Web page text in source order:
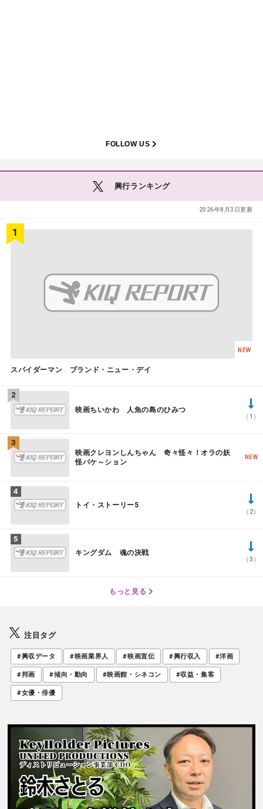
FOLLOW US
興行ランキング
2026年8月3日更新
スパイダーマン ブランド・ニュー・デイ
NEW
映画ちいかわ 人魚の島のひみつ
（1）
映画クレヨンしんちゃん 奇々怪々！オラの妖
怪バケ～ション
NEW
トイ・ストーリー5
（2）
キングダム 魂の決戦
（3）
もっと見る
注目タグ
#興収データ #映画業界人 #映画宣伝 #興行収入 #洋画
#邦画 #傾向・動向 #映画館・シネコン #収益・集客
#女優・俳優